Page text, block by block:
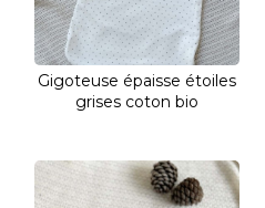
Gigoteuse épaisse étoiles
grises coton bio